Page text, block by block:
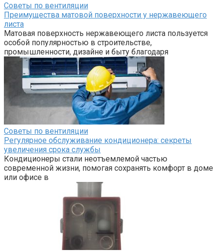
Советы по вентиляции
Преимущества матовой поверхности у нержавеющего
листа
Матовая поверхность нержавеющего листа пользуется
особой популярностью в строительстве,
промышленности, дизайне и быту благодаря
Советы по вентиляции
Регулярное обслуживание кондиционера: секреты
увеличения срока службы
Кондиционеры стали неотъемлемой частью
современной жизни, помогая сохранять комфорт в доме
или офисе в